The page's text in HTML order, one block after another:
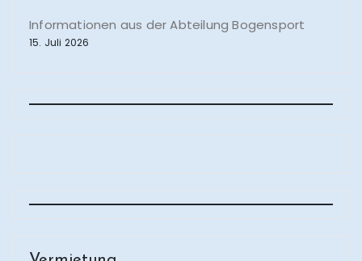
Informationen aus der Abteilung Bogensport
15. Juli 2026